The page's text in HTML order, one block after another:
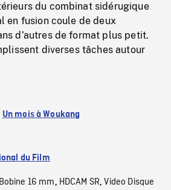
du combinat sidérugique
en fusion coule de deux
d’autres de format plus petit.
diverses tâches autour
Un mois à Woukang
du Film
Bobine 16 mm, HDCAM SR,Video Disque